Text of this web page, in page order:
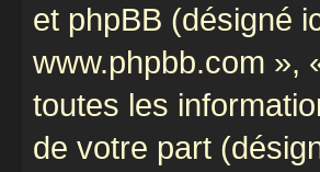
et phpBB (désigné
www.phpbb.com »,
toutes les
de votre part